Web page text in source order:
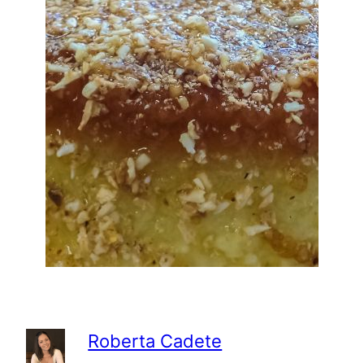
Roberta Cadete